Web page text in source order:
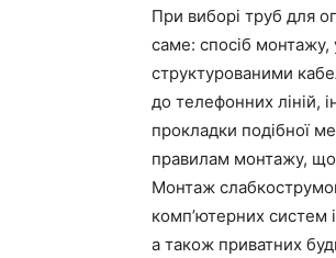
При виборі труб для
саме: спосіб монтажу,
структурованими
до телефонних ліній,
прокладки подібної
правилам монтажу, що
Монтаж
комп’ютерних систем
а також приватних